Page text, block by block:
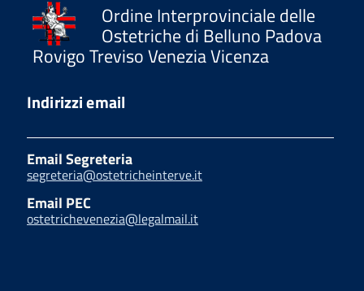
Ordine Interprovinciale delle
Ostetriche di Belluno Padova
Rovigo Treviso Venezia Vicenza
Indirizzi email
Email Segreteria
segreteria@ostetricheinterve.it
Email PEC
ostetrichevenezia@legalmail.it